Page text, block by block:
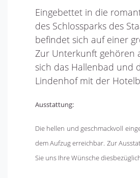
Eingebettet in die
des Schlossparks des
befindet sich auf einer
Zur Unterkunft gehören
sich das Hallenbad und
Lindenhof mit der
Ausstattung:
Die hellen und geschmackvoll
dem Aufzug erreichbar. Zur
Sie uns Ihre Wünsche